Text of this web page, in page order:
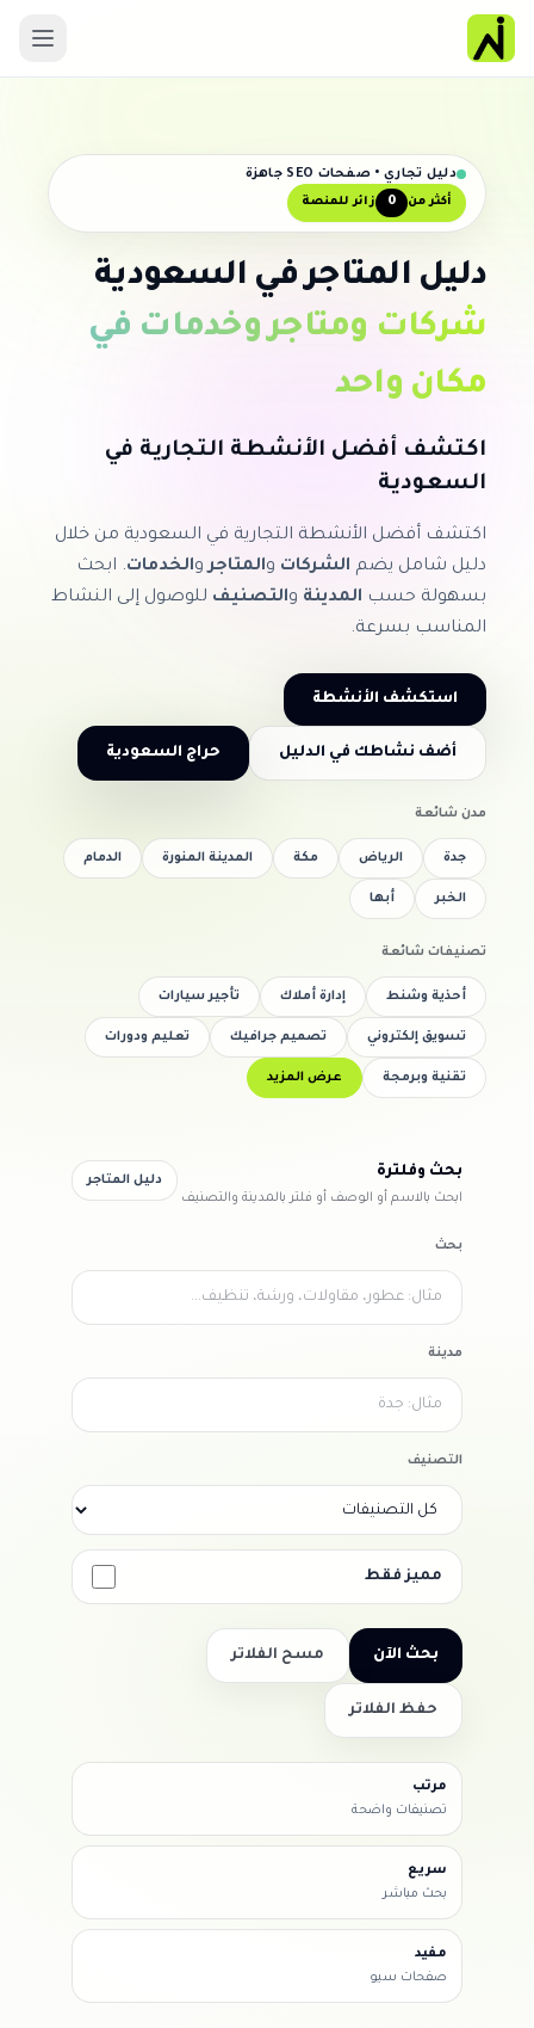
دليل تجاري • صفحات SEO جاهزة
أكثر من 0 زائر للمنصة
دليل المتاجر في السعودية
شركات ومتاجر وخدمات في
مكان واحد
اكتشف أفضل الأنشطة التجارية في
السعودية
اكتشف أفضل الأنشطة التجارية في السعودية من خلال
دليل شامل يضم الشركات والمتاجروالخدمات. ابحث
بسهولة حسب المدينة والتصنيف للوصول إلى النشاط
المناسب بسرعة.
استكشف الأنشطة
أضف نشاطك في الدليل حراج السعودية
مدن شائعة
جدة الرياض مكة المدينة المنورة الدمام
الخبر أبها
تصنيفات شائعة
أحذية وشنط إدارة أملاك تأجير سيارات
تسويق إلكتروني تصميم جرافيك تعليم ودورات
تقنية وبرمجة عرض المزيد
بحث وفلترة
ابحث بالاسم أو الوصف أو فلتر بالمدينة والتصنيف
دليل المتاجر
بحث
مدينة
التصنيف
مميز فقط
بحث الآن مسح الفلاتر
حفظ الفلاتر
مرتب
تصنيفات واضحة
سريع
بحث مباشر
مفيد
صفحات سيو